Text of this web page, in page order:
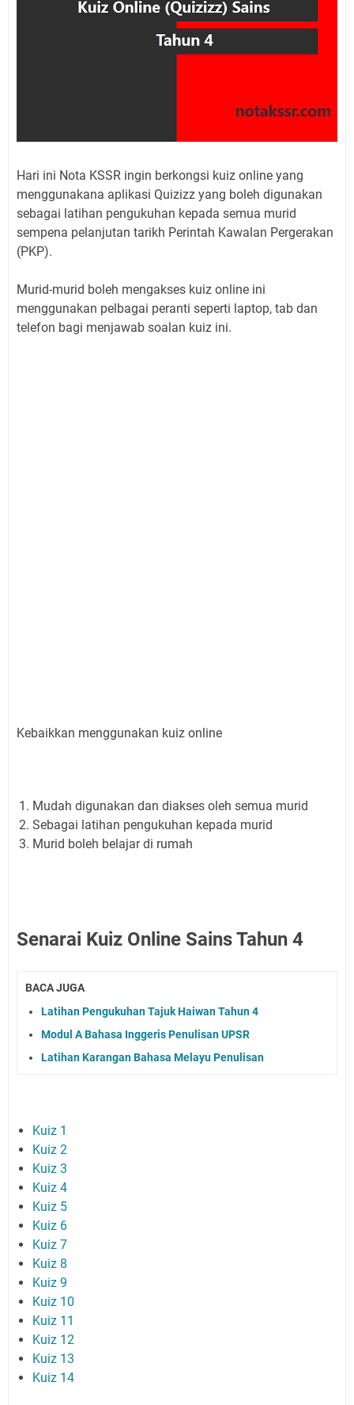
Hari ini Nota KSSR ingin berkongsi kuiz online yang
menggunakana aplikasi Quizizz yang boleh digunakan
sebagai latihan pengukuhan kepada semua murid
sempena pelanjutan tarikh Perintah Kawalan Pergerakan
(PKP).
Murid-murid boleh mengakses kuiz online ini
menggunakan pelbagai peranti seperti laptop, tab dan
telefon bagi menjawab soalan kuiz ini.
Kebaikkan menggunakan kuiz online
Mudah digunakan dan diakses oleh semua murid
Sebagai latihan pengukuhan kepada murid
Murid boleh belajar di rumah
Senarai Kuiz Online Sains Tahun 4
BACA JUGA
Latihan Pengukuhan Tajuk Haiwan Tahun 4
Modul A Bahasa Inggeris Penulisan UPSR
Latihan Karangan Bahasa Melayu Penulisan
Kuiz 1
Kuiz 2
Kuiz 3
Kuiz 4
Kuiz 5
Kuiz 6
Kuiz 7
Kuiz 8
Kuiz 9
Kuiz 10
Kuiz 11
Kuiz 12
Kuiz 13
Kuiz 14